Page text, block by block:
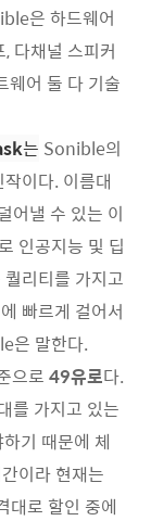
은 하드웨어
다채널 스피커
웨어 둘 다 기술
는 Sonible의
이다. 이름대
어낼 수 있는 이
인공지능 및 딥
리티를 가지고
빠르게 걸어서
은 말한다.
으로 49유로다.
를 가지고 있는
기 때문에 체
이라 현재는
대로 할인 중에